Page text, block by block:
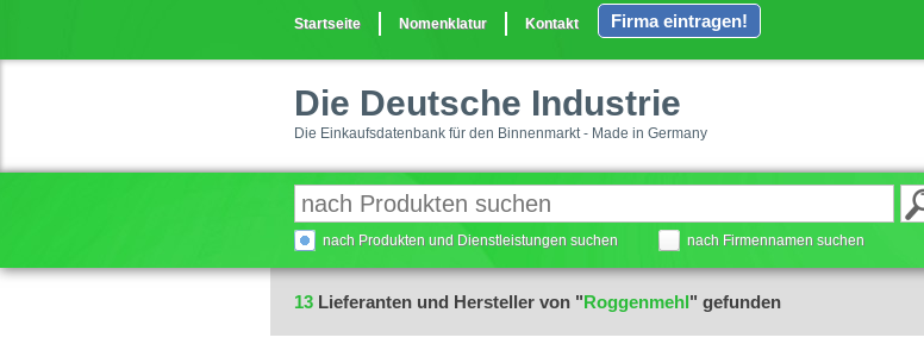
Startseite Nomenklatur Kontakt Firma eintragen!
Die Deutsche Industrie
Die Einkaufsdatenbank für den Binnenmarkt - Made in Germany
nach Produkten und Dienstleistungen suchen nach Firmennamen suchen
13 Lieferanten und Hersteller von "Roggenmehl" gefunden